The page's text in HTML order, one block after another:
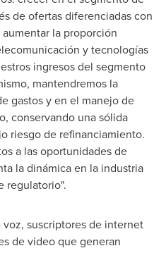
de ofertas diferenciadas con
la proporción
y tecnologías
ingresos del segmento
mantendremos la
gastos y en el manejo de
conservando una sólida
riesgo de refinanciamiento.
a las oportunidades de
la dinámica en la industria
regulatorio".
voz, suscriptores de internet
de video que generan